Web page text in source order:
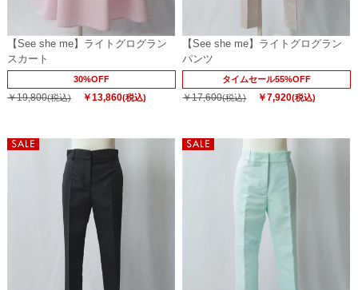
【See she me】ライトグログラン
スカート
30%OFF
￥19,800(税込) ￥13,860(税込)
【See she me】ライトグログラン
パンツ
タイムセール55%OFF
￥17,600(税込) ￥7,920(税込)